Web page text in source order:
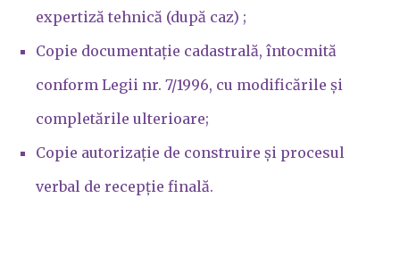
expertiză tehnică (după caz) ;
Copie documentație cadastrală, întocmită
conform Legii nr. 7/1996, cu modificările și
completările ulterioare;
Copie autorizație de construire și procesul
verbal de recepție finală.